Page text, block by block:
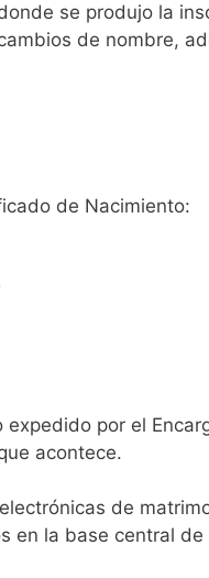
se produjo la
de nombre,
de Nacimiento:
por el
acontece.
de
la base central